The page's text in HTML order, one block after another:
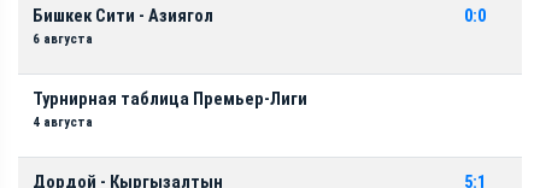
Бишкек Сити - Азиягол
6 августа
0:0
Турнирная таблица Премьер-Лиги
4 августа
Дордой - Кыргызалтын 5:1